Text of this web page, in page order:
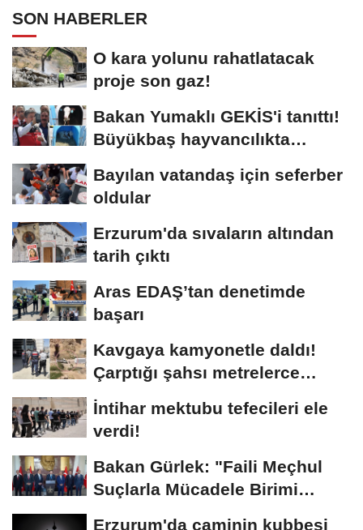
SON HABERLER
O kara yolunu rahatlatacak
proje son gaz!
Bakan Yumaklı GEKİS'i tanıttı!
Büyükbaş hayvancılıkta
Bayılan vatandaş için seferber
oldular
Erzurum'da sıvaların altından
tarih çıktı
Aras EDAŞ’tan denetimde
başarı
Kavgaya kamyonetle daldı!
Çarptığı şahsı metrelerce
sürükledi
İntihar mektubu tefecileri ele
verdi!
Bakan Gürlek: "Faili Meçhul
Suçlarla Mücadele Birimi
Erzurum'da caminin kubbesi